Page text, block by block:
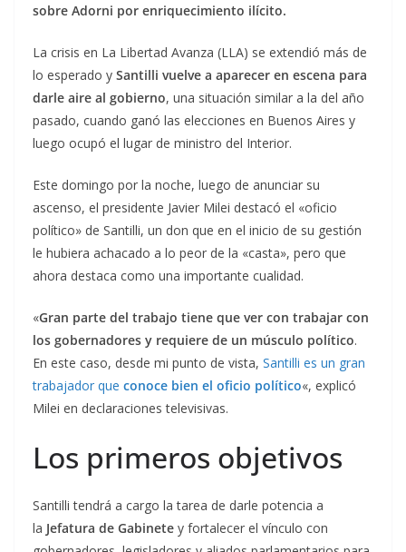
sobre Adorni por enriquecimiento ilícito.
La crisis en La Libertad Avanza (LLA) se extendió más de
lo esperado y Santilli vuelve a aparecer en escena para
darle aire al gobierno, una situación similar a la del año
pasado, cuando ganó las elecciones en Buenos Aires y
luego ocupó el lugar de ministro del Interior.
Este domingo por la noche, luego de anunciar su
ascenso, el presidente Javier Milei destacó el «oficio
político» de Santilli, un don que en el inicio de su gestión
le hubiera achacado a lo peor de la «casta», pero que
ahora destaca como una importante cualidad.
«Gran parte del trabajo tiene que ver con trabajar con
los gobernadores y requiere de un músculo político.
En este caso, desde mi punto de vista, Santilli es un gran
trabajador que conoce bien el oficio político«, explicó
Milei en declaraciones televisivas.
Los primeros objetivos
Santilli tendrá a cargo la tarea de darle potencia a
la Jefatura de Gabinete y fortalecer el vínculo con